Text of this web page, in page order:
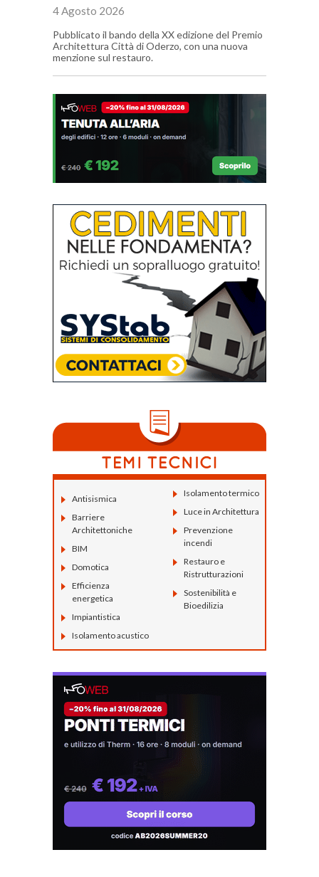
4 Agosto 2026
Pubblicato il bando della XX edizione del Premio
Architettura Città di Oderzo, con una nuova
menzione sul restauro.
Antisismica
Barriere
Architettoniche
BIM
Domotica
Efficienza
energetica
Impiantistica
Isolamento acustico
Isolamento termico
Luce in Architettura
Prevenzione
incendi
Restauro e
Ristrutturazioni
Sostenibilità e
Bioedilizia